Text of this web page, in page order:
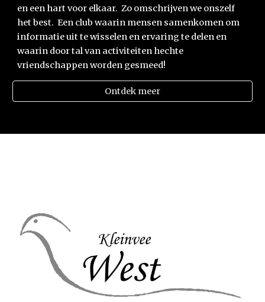
en een hart voor elkaar. Zo omschrijven we onszelf
het best. Een club waarin mensen samenkomen om
informatie uit te wisselen en ervaring te delen en
waarin door tal van activiteiten hechte
vriendschappen worden gesmeed!
Ontdek meer